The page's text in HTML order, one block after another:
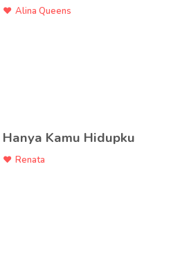
Alina Queens
Hanya Kamu Hidupku
Renata